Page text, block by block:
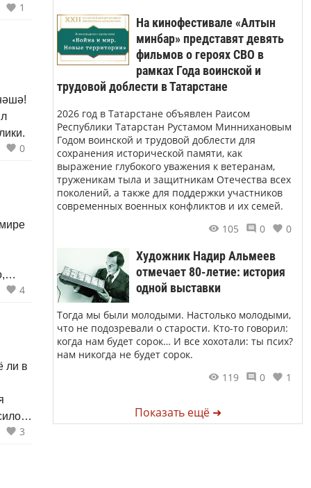
1
0
4
ли в
3
На кинофестивале «Алтын
минбар» представят девять
фильмов о героях СВО в
рамках Года воинской и
трудовой доблести в Татарстане
2026 год в Татарстане объявлен Раисом
Республики Татарстан Рустамом Миннихановым
Годом воинской и трудовой доблести для
сохранения исторической памяти, как
выражение глубокого уважения к ветеранам,
труженикам тыла и защитникам Отечества всех
поколений, а также для поддержки участников
современных военных конфликтов и их семей.
105
0 0
Художник Надир Альмеев
отмечает 80-летие: история
одной выставки
Тогда мы были молодыми. Настолько молодыми,
что не подозревали о старости. Кто-то говорил:
когда нам будет сорок… И все хохотали: ты псих?
нам никогда не будет сорок.
119
0 1
Показать ещё ➜